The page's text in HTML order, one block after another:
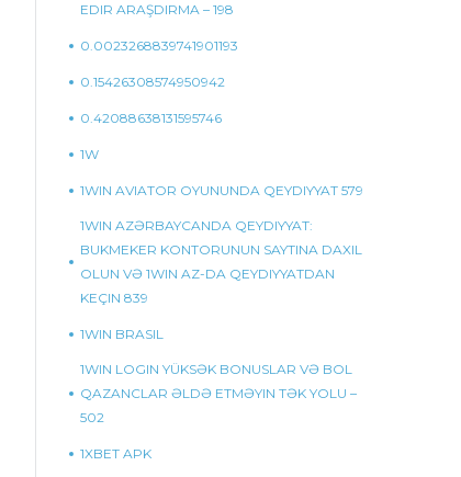
EDIR ARAŞDIRMA – 198
0.0023268839741901193
0.15426308574950942
0.42088638131595746
1W
1WIN AVIATOR OYUNUNDA QEYDIYYAT 579
1WIN AZƏRBAYCANDA QEYDIYYAT:
BUKMEKER KONTORUNUN SAYTINA DAXIL
OLUN VƏ 1WIN AZ-DA QEYDIYYATDAN
KEÇIN 839
1WIN BRASIL
1WIN LOGIN YÜKSƏK BONUSLAR VƏ BOL
QAZANCLAR ƏLDƏ ETMƏYIN TƏK YOLU –
502
1XBET APK